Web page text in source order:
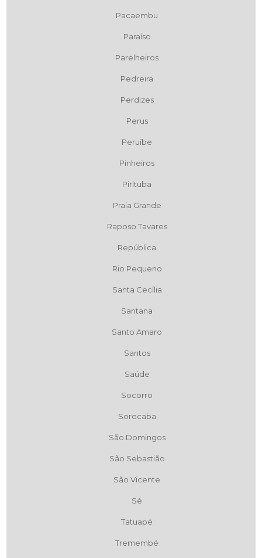
Pacaembu
Paraíso
Parelheiros
Pedreira
Perdizes
Perus
Peruíbe
Pinheiros
Pirituba
Praia Grande
Raposo Tavares
República
Rio Pequeno
Santa Cecília
Santana
Santo Amaro
Santos
Saúde
Socorro
Sorocaba
São Domingos
São Sebastião
São Vicente
Sé
Tatuapé
Tremembé